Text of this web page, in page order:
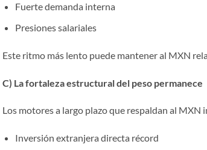
Fuerte demanda interna
Presiones salariales
Este ritmo más lento puede mantener al MXN
C) La fortaleza estructural del peso permanece
Los motores a largo plazo que respaldan al MXN
Inversión extranjera directa récord